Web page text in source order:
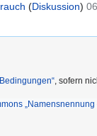
(Diskussion)
, sofern